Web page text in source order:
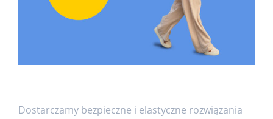
Dostarczamy bezpieczne i elastyczne rozwiązania